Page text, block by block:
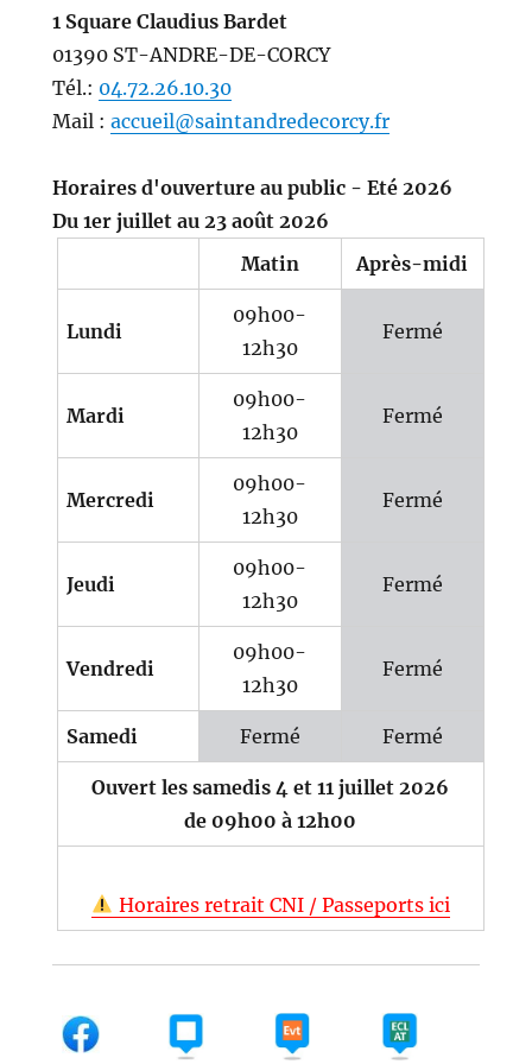
1 Square Claudius Bardet
01390 ST-ANDRE-DE-CORCY
Tél.: 04.72.26.10.30
Mail : accueil@saintandredecorcy.fr
Horaires d'ouverture au public - Eté 2026
Du 1er juillet au 23 août 2026
Matin
Après-midi
Lundi
09h00-
12h30
Fermé
Mardi
09h00-
12h30
Fermé
Mercredi
09h00-
12h30
Fermé
Jeudi
09h00-
12h30
Fermé
Vendredi
09h00-
12h30
Fermé
Samedi Fermé Fermé
Ouvert les samedis 4 et 11 juillet 2026
de 09h00 à 12h00
Horaires retrait CNI / Passeports ici